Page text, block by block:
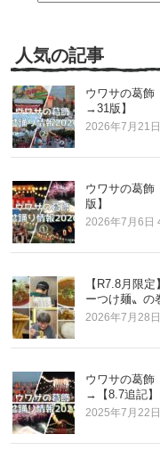
人気の記事
ウワサの葛
→31版】
2026年7月21
ウワサの葛
版】
2026年7月6日
【R7.8月限
ーつけ麺〟の
2026年7月28
ウワサの葛飾
→【8.7追記】
2025年7月22